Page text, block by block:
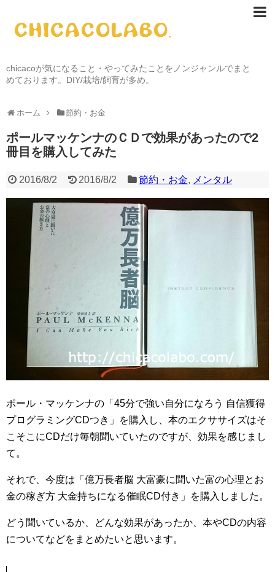
chicacoが気になること・やってみたことをノンジャンルでまと
めております。DIY/栽培/飼育が多め。
ホーム 節約・お金
ポールマッケンナのＣＤで効果があったので2
冊目を購入してみた
2016/8/2 2016/8/2 節約・お金, メンタル
ポール・マッケンナの「45分で強い自分になろう 自信獲得
プログラミングCDつき」を購入し、本のエクササイズはそ
こそこにCDだけ毎朝聞いていたのですが、効果を感じまし
て。
それで、今度は「億万長者脳 大富豪に聞いた富の心理とお
金の稼ぎ方 大金持ちになる催眠CD付き」を購入しました。
どう聞いているか、どんな効果があったか、本やCDの内容
についてなどをまとめたいと思います。